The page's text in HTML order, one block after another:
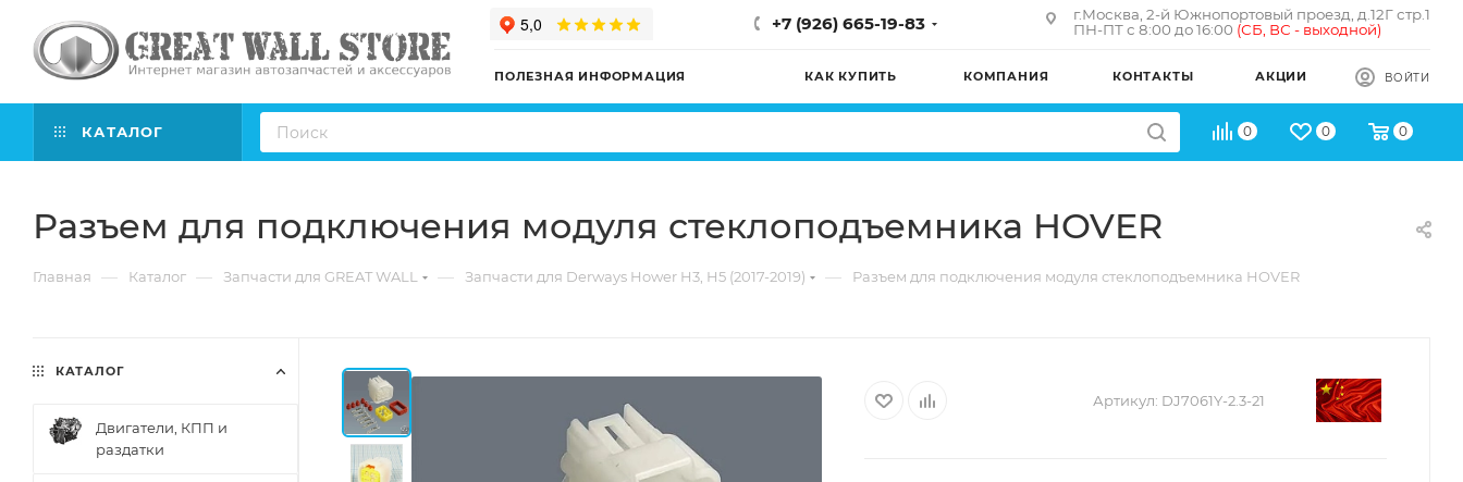
+7 (926) 665-19-83
г.Москва, 2-й Южнопортовый проезд, д.12Г стр.1
ПН-ПТ с 8:00 до 16:00 (СБ, ВС - выходной)
ПОЛЕЗНАЯ ИНФОРМАЦИЯ КАК КУПИТЬ КОМПАНИЯ КОНТАКТЫ АКЦИИ ВОЙТИ
КАТАЛОГ 0 0 0
Разъем для подключения модуля стеклоподъемника HOVER
Главная — Каталог — Запчасти для GREAT WALL — Запчасти для Derways Hower H3, H5 (2017-2019) — Разъем для подключения модуля стеклоподъемника HOVER
Артикул: DJ7061Y-2.3-21
КАТАЛОГ
Двигатели, КПП и
раздатки